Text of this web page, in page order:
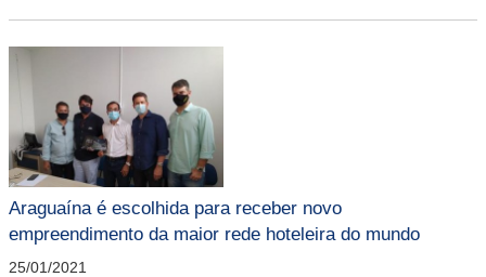
Araguaína é escolhida para receber novo
empreendimento da maior rede hoteleira do mundo
25/01/2021